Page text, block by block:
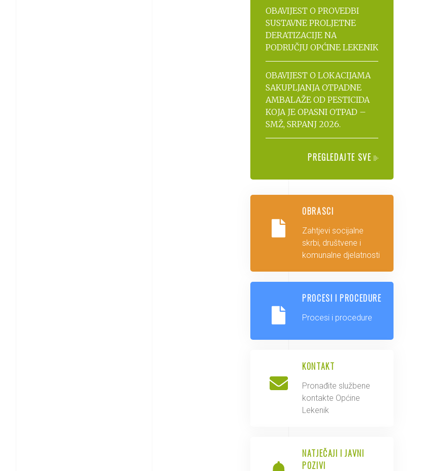
OBAVIJEST O PROVEDBI
SUSTAVNE PROLJETNE
DERATIZACIJE NA
PODRUČJU OPĆINE LEKENIK
OBAVIJEST O LOKACIJAMA
SAKUPLJANJA OTPADNE
AMBALAŽE OD PESTICIDA
KOJA JE OPASNI OTPAD –
SMŽ, SRPANJ 2026.
PREGLEDAJTE SVE
OBRASCI
Zahtjevi socijalne
skrbi, društvene i
komunalne djelatnosti
PROCESI I PROCEDURE
Procesi i procedure
KONTAKT
Pronađite službene
kontakte Općine
Lekenik
NATJEČAJI I JAVNI
POZIVI